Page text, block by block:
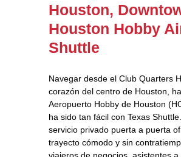
Houston,
Houston Hobby
Shuttle
Navegar desde el Club Quarters
corazón del centro de Houston,
Aeropuerto Hobby de Houston
ha sido tan fácil con Texas
servicio privado puerta a puerta
trayecto cómodo y sin